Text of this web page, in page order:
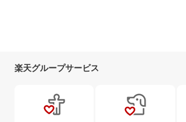
楽天グループサービス